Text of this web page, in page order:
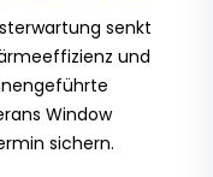
senkt
und
Window
sichern.